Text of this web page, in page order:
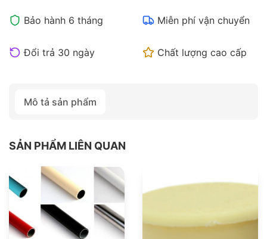
Bảo hành 6 tháng Miễn phí vận chuyển
Đổi trả 30 ngày Chất lượng cao cấp
Mô tả sản phẩm
SẢN PHẨM LIÊN QUAN